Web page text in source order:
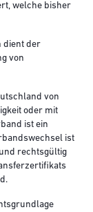
welche bisher
dient der
von
von
oder mit
ist ein
ist
rechtsgültig